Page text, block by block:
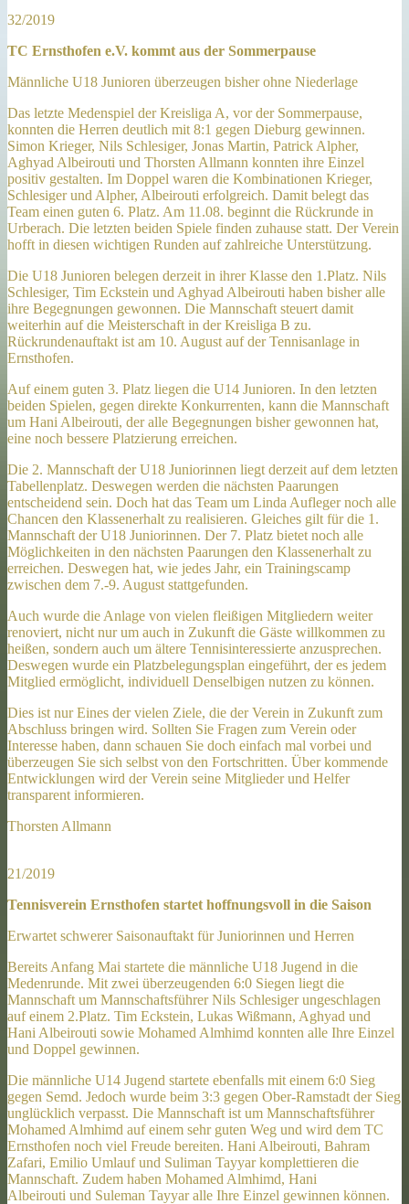
32/2019
TC Ernsthofen e.V. kommt aus der Sommerpause
Männliche U18 Junioren überzeugen bisher ohne Niederlage
Das letzte Medenspiel der Kreisliga A, vor der Sommerpause,
konnten die Herren deutlich mit 8:1 gegen Dieburg gewinnen.
Simon Krieger, Nils Schlesiger, Jonas Martin, Patrick Alpher,
Aghyad Albeirouti und Thorsten Allmann konnten ihre Einzel
positiv gestalten. Im Doppel waren die Kombinationen Krieger,
Schlesiger und Alpher, Albeirouti erfolgreich. Damit belegt das
Team einen guten 6. Platz. Am 11.08. beginnt die Rückrunde in
Urberach. Die letzten beiden Spiele finden zuhause statt. Der Verein
hofft in diesen wichtigen Runden auf zahlreiche Unterstützung.
Die U18 Junioren belegen derzeit in ihrer Klasse den 1.Platz. Nils
Schlesiger, Tim Eckstein und Aghyad Albeirouti haben bisher alle
ihre Begegnungen gewonnen. Die Mannschaft steuert damit
weiterhin auf die Meisterschaft in der Kreisliga B zu.
Rückrundenauftakt ist am 10. August auf der Tennisanlage in
Ernsthofen.
Auf einem guten 3. Platz liegen die U14 Junioren. In den letzten
beiden Spielen, gegen direkte Konkurrenten, kann die Mannschaft
um Hani Albeirouti, der alle Begegnungen bisher gewonnen hat,
eine noch bessere Platzierung erreichen.
Die 2. Mannschaft der U18 Juniorinnen liegt derzeit auf dem letzten
Tabellenplatz. Deswegen werden die nächsten Paarungen
entscheidend sein. Doch hat das Team um Linda Aufleger noch alle
Chancen den Klassenerhalt zu realisieren. Gleiches gilt für die 1.
Mannschaft der U18 Juniorinnen. Der 7. Platz bietet noch alle
Möglichkeiten in den nächsten Paarungen den Klassenerhalt zu
erreichen. Deswegen hat, wie jedes Jahr, ein Trainingscamp
zwischen dem 7.-9. August stattgefunden.
Auch wurde die Anlage von vielen fleißigen Mitgliedern weiter
renoviert, nicht nur um auch in Zukunft die Gäste willkommen zu
heißen, sondern auch um ältere Tennisinteressierte anzusprechen.
Deswegen wurde ein Platzbelegungsplan eingeführt, der es jedem
Mitglied ermöglicht, individuell Denselbigen nutzen zu können.
Dies ist nur Eines der vielen Ziele, die der Verein in Zukunft zum
Abschluss bringen wird. Sollten Sie Fragen zum Verein oder
Interesse haben, dann schauen Sie doch einfach mal vorbei und
überzeugen Sie sich selbst von den Fortschritten. Über kommende
Entwicklungen wird der Verein seine Mitglieder und Helfer
transparent informieren.
Thorsten Allmann
21/2019
Tennisverein Ernsthofen startet hoffnungsvoll in die Saison
Erwartet schwerer Saisonauftakt für Juniorinnen und Herren
Bereits Anfang Mai startete die männliche U18 Jugend in die
Medenrunde. Mit zwei überzeugenden 6:0 Siegen liegt die
Mannschaft um Mannschaftsführer Nils Schlesiger ungeschlagen
auf einem 2.Platz. Tim Eckstein, Lukas Wißmann, Aghyad und
Hani Albeirouti sowie Mohamed Almhimd konnten alle Ihre Einzel
und Doppel gewinnen.
Die männliche U14 Jugend startete ebenfalls mit einem 6:0 Sieg
gegen Semd. Jedoch wurde beim 3:3 gegen Ober-Ramstadt der Sieg
unglücklich verpasst. Die Mannschaft ist um Mannschaftsführer
Mohamed Almhimd auf einem sehr guten Weg und wird dem TC
Ernsthofen noch viel Freude bereiten. Hani Albeirouti, Bahram
Zafari, Emilio Umlauf und Suliman Tayyar komplettieren die
Mannschaft. Zudem haben Mohamed Almhimd, Hani
Albeirouti und Suleman Tayyar alle Ihre Einzel gewinnen können.